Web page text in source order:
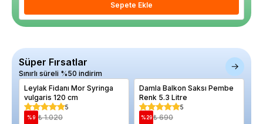
Sepete Ekle
Süper Fırsatlar
Sınırlı süreli %50 indirim
Leylak Fidanı Mor Syringa
vulgaris 120 cm
5
% 9 ₺ 1.020
Damla Balkon Saksı Pembe
Renk 5.3 Litre
5
%29 ₺ 690